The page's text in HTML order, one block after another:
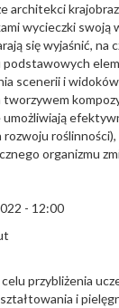
architekci
wycieczki
się wyjaśnić,
scenerii i
organizmu
- 12:00
przybliżenia
i